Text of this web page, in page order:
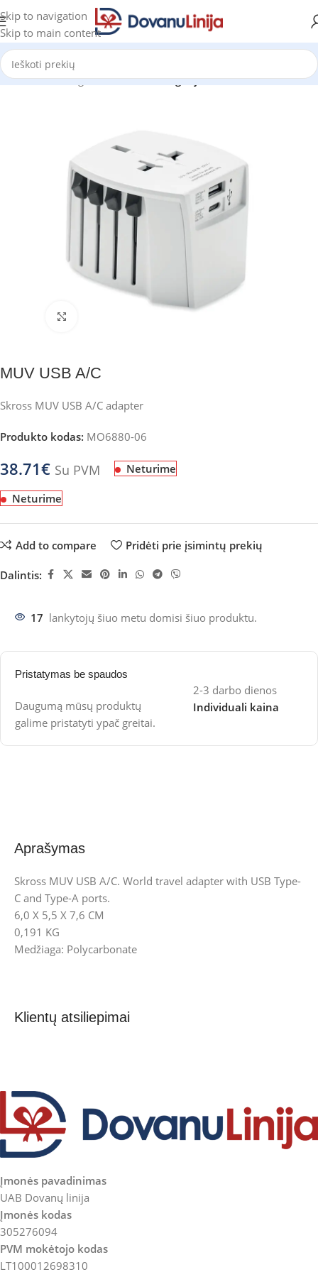
Skip to navigation
Skip to main content
Pradžia Katalogas Prekes be kategorijos
MUV USB A/C
Skross MUV USB A/C adapter
Produkto kodas: MO6880-06
38.71€ Su PVM Neturime
Neturime
Add to compare Pridėti prie įsimintų prekių
Dalintis:
17 lankytojų šiuo metu domisi šiuo produktu.
Pristatymas be spaudos
Daugumą mūsų produktų
galime pristatyti ypač greitai.
2-3 darbo dienos
Individuali kaina
Aprašymas
Skross MUV USB A/C. World travel adapter with USB Type-
C and Type-A ports.
6,0 X 5,5 X 7,6 CM
0,191 KG
Medžiaga: Polycarbonate
Klientų atsiliepimai
Įmonės pavadinimas
UAB Dovanų linija
Įmonės kodas
305276094
PVM mokėtojo kodas
LT100012698310